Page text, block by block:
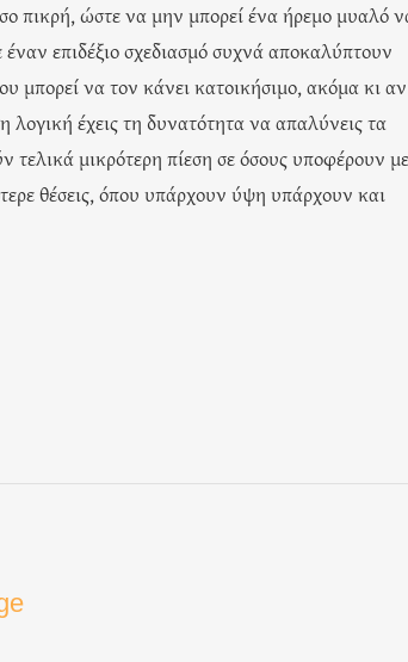
πικρή, ώστε να μην μπορεί ένα ήρεμο μυαλό
επιδέξιο σχεδιασμό συχνά αποκαλύπτουν
μπορεί να τον κάνει κατοικήσιμο, ακόμα κι αν
λογική έχεις τη δυνατότητα να απαλύνεις τα
τελικά μικρότερη πίεση σε όσους υποφέρουν με
θέσεις, όπου υπάρχουν ύψη υπάρχουν και